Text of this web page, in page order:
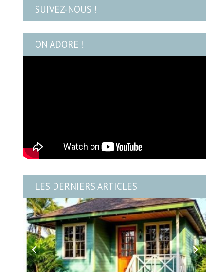
SUIVEZ-NOUS !
ON ADORE !
LES DERNIERS ARTICLES